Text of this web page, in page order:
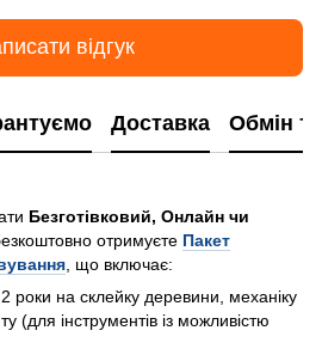
відгук
Доставка Обмін
Безготівковий, Онлайн чи
отримуєте Пакет
, що включає:
2 роки на склейку деревини, механіку
(для інструментів із можливістю